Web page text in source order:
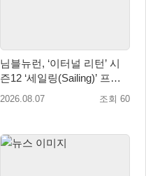
님블뉴런, ‘이터널 리턴’ 시
즌12 ‘세일링(Sailing)’ 프리
시즌 시작
2026.08.07 조회 60